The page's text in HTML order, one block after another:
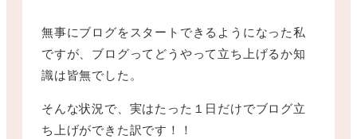
無事にブログをスタートできるようになった私
ですが、ブログってどうやって立ち上げるか知
識は皆無でした。
そんな状況で、実はたった１日だけでブログ立
ち上げができた訳です！！